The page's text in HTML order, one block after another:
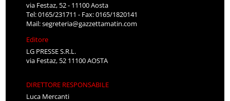
via Festaz, 52 - 11100 Aosta
Tel: 0165/231711 - Fax: 0165/1820141
Mail:segreteria@gazzettamatin.com
Editore
LG PRESSE S.R.L.
via Festaz, 52 11100 AOSTA
DIRETTORE RESPONSABILE
Luca Mercanti